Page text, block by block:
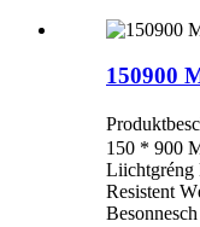
150900
150 * 900
Liichtgréng
Resistent